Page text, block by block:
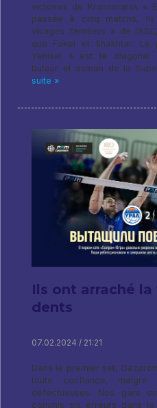
victoires de Krasnoïarsk «
passée à cinq matchs,
visages familiers » de
que Fakel et Shakhtar. Le
Yenisei » est le diagonal
buteur et asman de la
suite »
Ils ont arraché
dents
07.02.2024 / 21:21
Dans le premier set,
toute confiance, malgré
défectueuses. Nos gars
commis six erreurs dans